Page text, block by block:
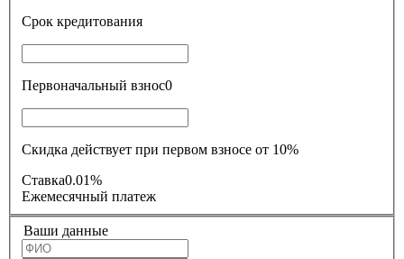
Срок кредитования
Первоначальный взнос0
Скидка действует при первом взносе от 10%
Ставка0.01%
Ежемесячный платеж
Ваши данные